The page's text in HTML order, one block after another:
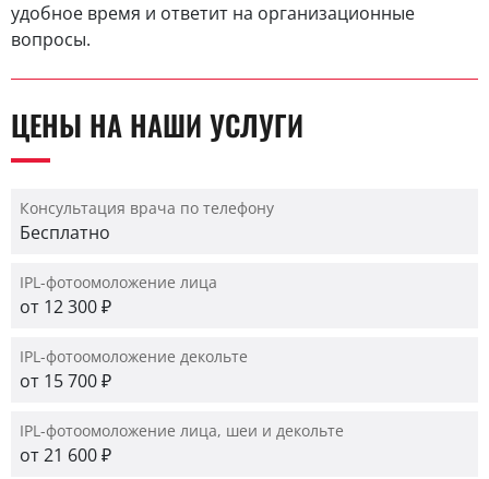
удобное время и ответит на организационные
вопросы.
ЦЕНЫ НА НАШИ УСЛУГИ
Консультация врача по телефону
Бесплатно
IPL-фотоомоложение лица
от 12 300 ₽
IPL-фотоомоложение декольте
от 15 700 ₽
IPL-фотоомоложение лица, шеи и декольте
от 21 600 ₽